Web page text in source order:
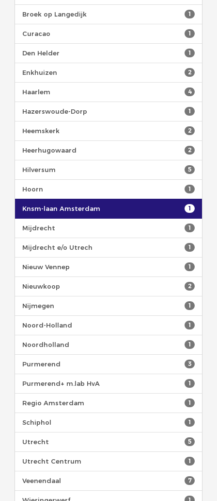
1
Broek op Langedijk
1
Curacao
1
Den Helder
2
Enkhuizen
4
Haarlem
1
Hazerswoude-Dorp
2
Heemskerk
2
Heerhugowaard
5
Hilversum
1
Hoorn
1
Knsm-laan Amsterdam
1
Mijdrecht
1
Mijdrecht e/o Utrech
1
Nieuw Vennep
2
Nieuwkoop
1
Nijmegen
1
Noord-Holland
1
Noordholland
3
Purmerend
1
Purmerend+ m.lab HvA
1
Regio Amsterdam
1
Schiphol
5
Utrecht
1
Utrecht Centrum
7
Veenendaal